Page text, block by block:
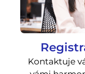
Kontaktuje